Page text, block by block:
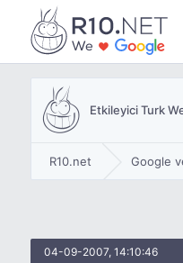
Etkileyici Turk
R10.net Google
04-09-2007, 14:10:46